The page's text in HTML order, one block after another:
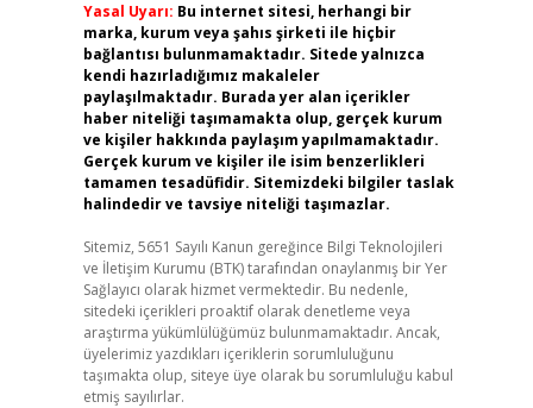
Yasal Uyarı: Bu internet sitesi, herhangi bir
marka, kurum veya şahıs şirketi ile hiçbir
bağlantısı bulunmamaktadır. Sitede yalnızca
kendi hazırladığımız makaleler
paylaşılmaktadır. Burada yer alan içerikler
haber niteliği taşımamakta olup, gerçek kurum
ve kişiler hakkında paylaşım yapılmamaktadır.
Gerçek kurum ve kişiler ile isim benzerlikleri
tamamen tesadüfidir. Sitemizdeki bilgiler taslak
halindedir ve tavsiye niteliği taşımazlar.
Sitemiz, 5651 Sayılı Kanun gereğince Bilgi Teknolojileri
ve İletişim Kurumu (BTK) tarafından onaylanmış bir Yer
Sağlayıcı olarak hizmet vermektedir. Bu nedenle,
sitedeki içerikleri proaktif olarak denetleme veya
araştırma yükümlülüğümüz bulunmamaktadır. Ancak,
üyelerimiz yazdıkları içeriklerin sorumluluğunu
taşımakta olup, siteye üye olarak bu sorumluluğu kabul
etmiş sayılırlar.